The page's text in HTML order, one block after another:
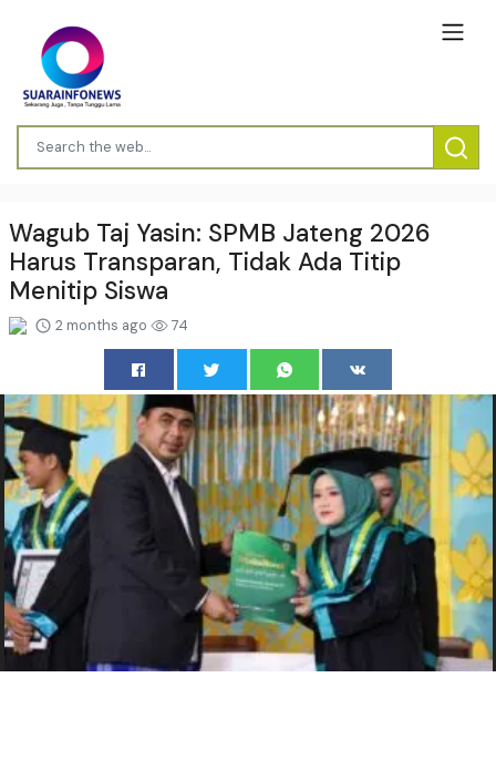
Wagub Taj Yasin: SPMB Jateng 2026
Harus Transparan, Tidak Ada Titip
Menitip Siswa
2 months ago 74